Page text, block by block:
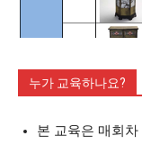
누가 교육하나요?
본 교육은 매회